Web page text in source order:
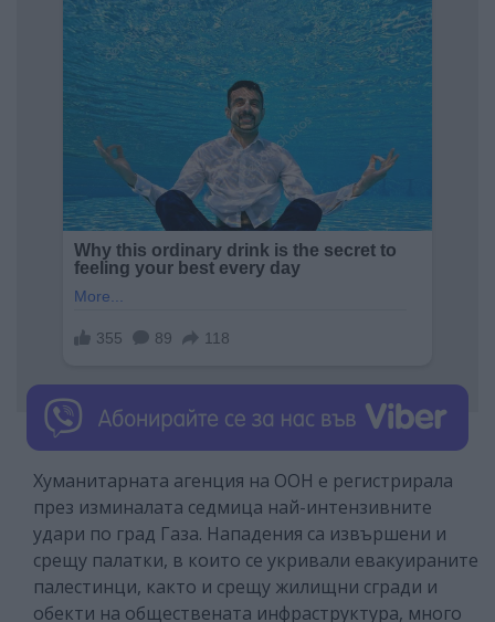
Хуманитарната агенция на ООН е регистрирала
през изминалата седмица най-интензивните
удари по град Газа. Нападения са извършени и
срещу палатки, в които се укривали евакуираните
палестинци, както и срещу жилищни сгради и
обекти на обществената инфраструктура, много